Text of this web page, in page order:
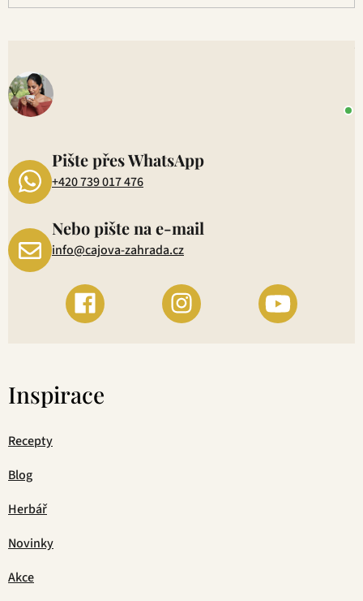
Pište přes WhatsApp
+420 739 017 476
Nebo pište na e-mail
info@cajova-zahrada.cz
Inspirace
Recepty
Blog
Herbář
Novinky
Akce